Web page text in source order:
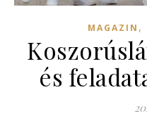
MAGAZIN ,
és